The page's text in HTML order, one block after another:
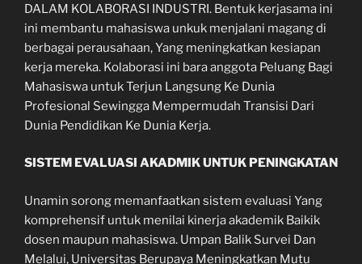
DALAM KOLABORASI INDUSTRI. Bentuk kerjasama ini
ini membantu mahasiswa unkuk menjalani magang di
berbagai perausahaan, Yang meningkatkan kesiapan
kerja mereka. Kolaborasi ini bara anggota Peluang Bagi
Mahasiswa untuk Terjun Langsung Ke Dunia
Profesional Sewingga Mempermudah Transisi Dari
Dunia Pendidikan Ke Dunia Kerja.
SISTEM EVALUASI AKADMIK UNTUK PENINGKATAN
Unamin sorong memanfaatkan sistem evaluasi Yang
komprehensif untuk menilai kinerja akademik Baikik
dosen maupun mahasiswa. Umpan Balik Survei Dan
Melalui, Universitas Berupaya Meningkatkan Mutu